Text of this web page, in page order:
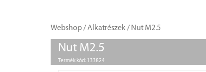
Webshop/Alkatrészek/ Nut M2.5
Nut M2.5
Termék kód: 133824